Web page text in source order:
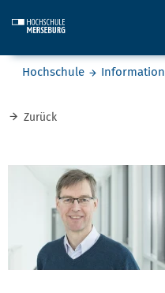
Sie befinden sich hier:
Hochschule Information
Zurück